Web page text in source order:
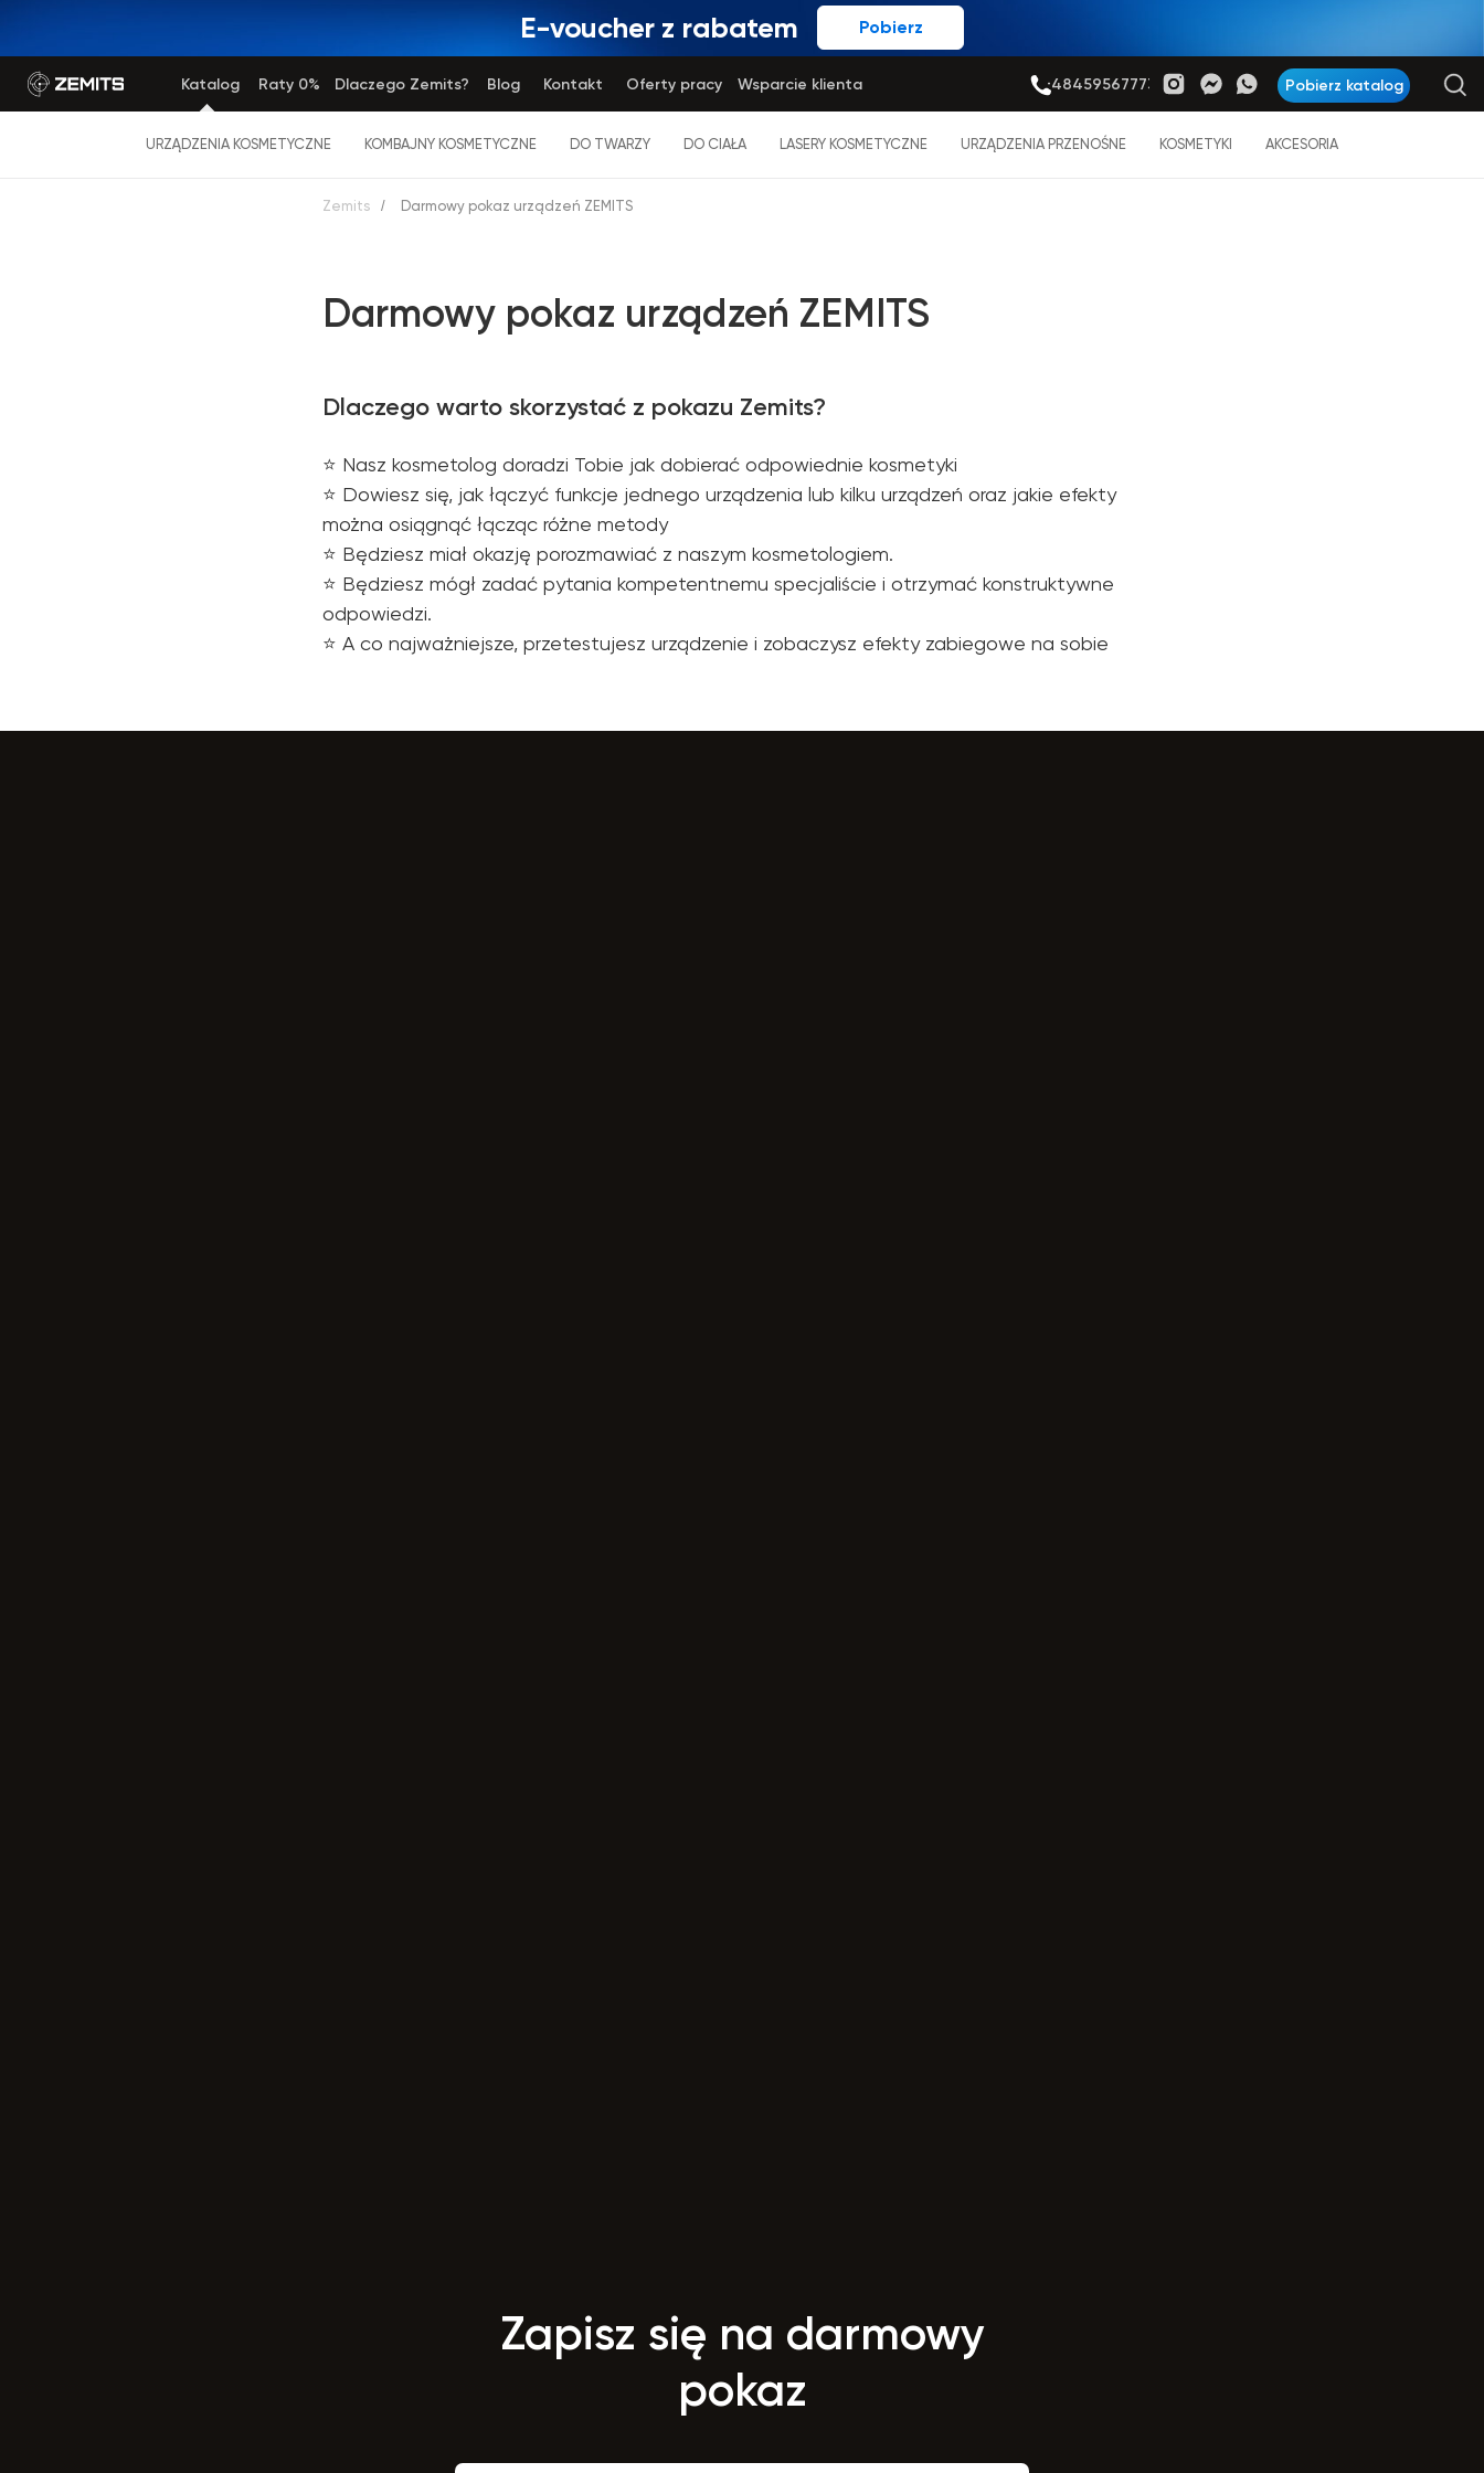
Pobierz
E-voucher z rabatem
Pobierz katalog
Katalog +48459567773
Blog
Raty 0% Dlaczego Zemits? Kontakt Oferty pracy Wsparcie klienta
URZĄDZENIA KOSMETYCZNE KOMBAJNY KOSMETYCZNE DO TWARZY DO CIAŁA LASERY KOSMETYCZNE URZĄDZENIA PRZENOŚNE KOSMETYKI AKCESORIA
Zemits / Darmowy pokaz urządzeń ZEMITS
Darmowy pokaz urządzeń ZEMITS
Dlaczego warto skorzystać z pokazu Zemits?
⭐️ Nasz kosmetolog doradzi Tobie jak dobierać odpowiednie kosmetyki
⭐️ Dowiesz się, jak łączyć funkcje jednego urządzenia lub kilku urządzeń oraz jakie efekty
można osiągnąć łącząc różne metody
⭐️ Będziesz miał okazję porozmawiać z naszym kosmetologiem.
⭐️ Będziesz mógł zadać pytania kompetentnemu specjaliście i otrzymać konstruktywne
odpowiedzi.
⭐️ A co najważniejsze, przetestujesz urządzenie i zobaczysz efekty zabiegowe na sobie
Zapisz się na darmowy
pokaz